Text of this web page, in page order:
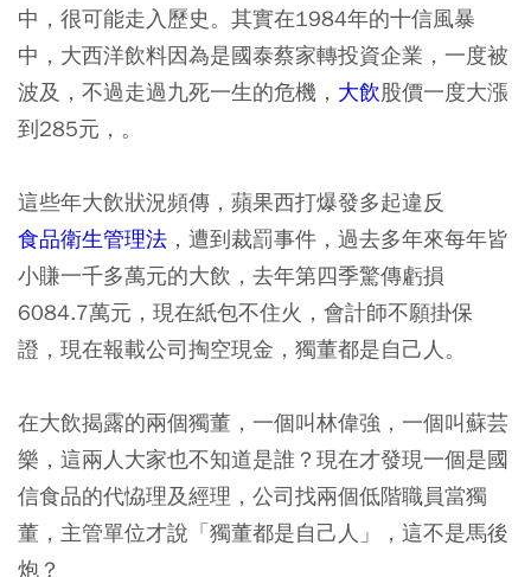
中，很可能走入歷史。其實在1984年的十信風暴
中，大西洋飲料因為是國泰蔡家轉投資企業，一度被
波及，不過走過九死一生的危機， 大飲股價一度大漲
到285元，。
這些年大飲狀況頻傳，蘋果西打爆發多起違反
食品衛生管理法 ，遭到裁罰事件，過去多年來每年皆
小賺一千多萬元的大飲，去年第四季驚傳虧損
6084.7萬元，現在紙包不住火，會計師不願掛保
證，現在報載公司掏空現金，獨董都是自己人。
在大飲揭露的兩個獨董，一個叫林偉強，一個叫蘇芸
樂，這兩人大家也不知道是誰？現在才發現一個是國
信食品的代恊理及經理，公司找兩個低階職員當獨
董，主管單位才說「獨董都是自己人」，這不是馬後
炮？